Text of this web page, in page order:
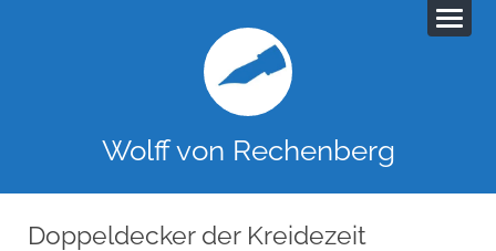
Wolff von Rechenberg
Doppeldecker der Kreidezeit